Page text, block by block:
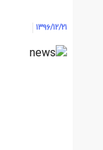
1396/12/21